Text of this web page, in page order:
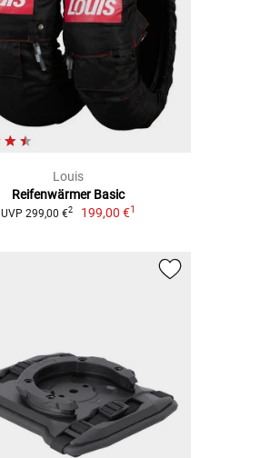
Louis
Reifenwärmer Basic
UVP 299,00 €2 199,00 €1